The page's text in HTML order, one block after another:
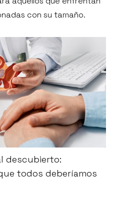
con su tamaño.
descubierto:
todos deberíamos